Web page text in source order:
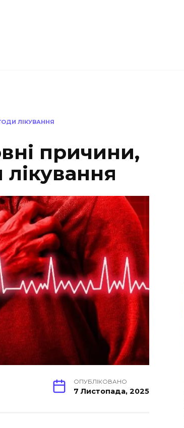
ЛІКУВАННЯ
причини,
ОПУБЛІКОВАНО
7 Листопада, 2025